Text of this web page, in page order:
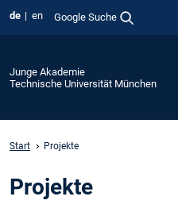
de en Google Suche
Junge Akademie
Technische Universität München
Start Projekte
Projekte